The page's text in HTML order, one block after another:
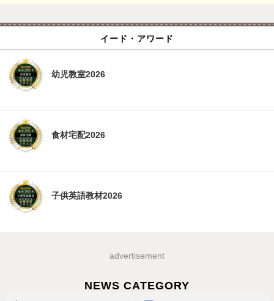
イード・アワード
幼児教室2026
食材宅配2026
子供英語教材2026
advertisement
NEWS CATEGORY